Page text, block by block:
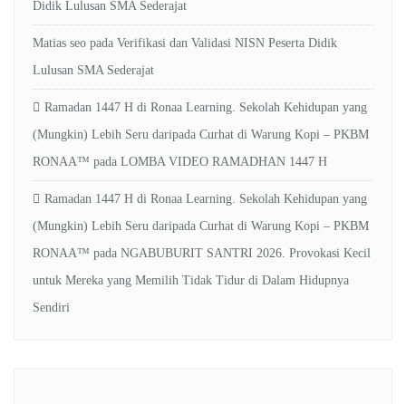
Didik Lulusan SMA Sederajat
Matias seo pada Verifikasi dan Validasi NISN Peserta Didik
Lulusan SMA Sederajat
Ramadan 1447 H di Ronaa Learning. Sekolah Kehidupan yang
(Mungkin) Lebih Seru daripada Curhat di Warung Kopi – PKBM
RONAA™ pada LOMBA VIDEO RAMADHAN 1447 H
Ramadan 1447 H di Ronaa Learning. Sekolah Kehidupan yang
(Mungkin) Lebih Seru daripada Curhat di Warung Kopi – PKBM
RONAA™ pada NGABUBURIT SANTRI 2026. Provokasi Kecil
untuk Mereka yang Memilih Tidak Tidur di Dalam Hidupnya
Sendiri